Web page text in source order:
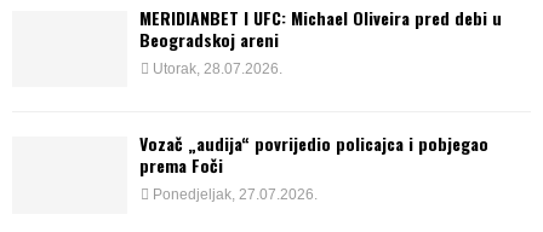
MERIDIANBET I UFC: Michael Oliveira pred debi u
Beogradskoj areni
Utorak, 28.07.2026.
Vozač „audija“ povrijedio policajca i pobjegao
prema Foči
Ponedjeljak, 27.07.2026.